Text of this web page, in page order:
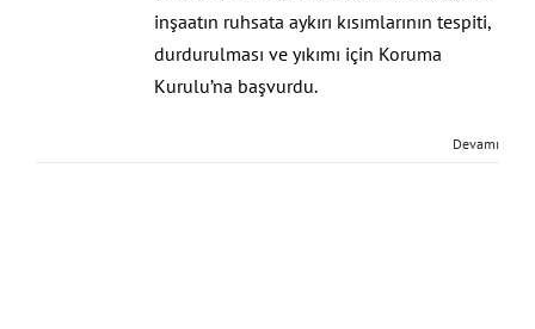
inşaatın ruhsata aykırı kısımlarının tespiti,
durdurulması ve yıkımı için Koruma
Kurulu’na başvurdu.
Devamı